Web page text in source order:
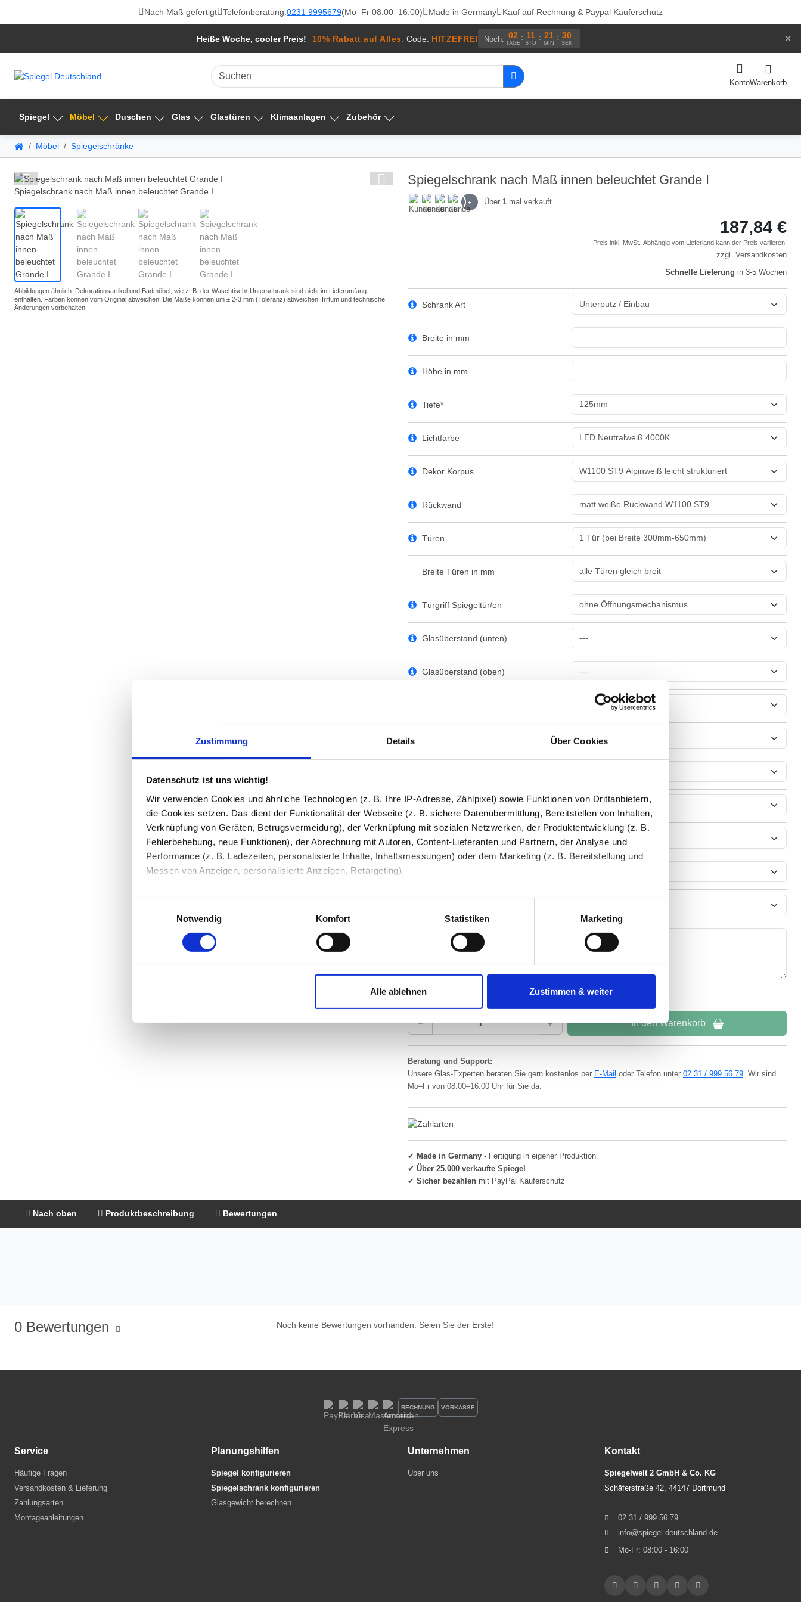
Zustimmung Details Über Cookies
Datenschutz ist uns wichtig!
Wir verwenden Cookies und ähnliche Technologien (z. B. Ihre IP-Adresse, Zählpixel) sowie Funktionen von Drittanbietern,
die Cookies setzen. Das dient der Funktionalität der Webseite (z. B. sichere Datenübermittlung, Bereitstellen von Inhalten,
Verknüpfung von Geräten, Betrugsvermeidung), der Verknüpfung mit sozialen Netzwerken, der Produktentwicklung (z. B.
Fehlerbehebung, neue Funktionen), der Abrechnung mit Autoren, Content-Lieferanten und Partnern, der Analyse und
Performance (z. B. Ladezeiten, personalisierte Inhalte, Inhaltsmessungen) oder dem Marketing (z. B. Bereitstellung und
Messen von Anzeigen, personalisierte Anzeigen, Retargeting).
Die Einzelheiten können Sie unter Datenschutz nachlesen. Über den Link "Cookies" am Seitenende können Sie mehr über
die eingesetzten Technologien und Partner erfahren und die von Ihnen gewünschten Einstellungen vornehmen.
Indem Sie auf den Button "Zustimmen" klicken, willigen Sie in die Verarbeitung Ihrer personenbezogenen Daten zu den
Notwendig
Komfort Statistiken Marketing
Alle ablehnen Zustimmen & weiter
Nach Maß gefertigt Telefonberatung:0231 9995679(Mo–Fr 08:00–16:00) Made in Germany Kauf auf Rechnung & Paypal Käuferschutz
Heiße Woche, cooler Preis! 10% Rabatt auf Alles. Code: HITZEFREI Noch: 02
TAGE
: 11
STD
: 21
MIN
: 29
SEK ×
KontoWarenkorb
Spiegel Möbel Duschen Glas Glastüren Klimaanlagen Zubehör
Möbel Spiegelschränke
Spiegelschrank nach Maß innen beleuchtet Grande I
Spiegelschrank nach Maß innen beleuchtet Grande I
+ Über 1 mal verkauft
187,84 €
Preis inkl. MwSt. Abhängig vom Lieferland kann der Preis variieren.
zzgl. Versandkosten
Schnelle Lieferung in 3-5 Wochen
Schrank Art
Breite in mm
Höhe in mm
Tiefe*
Lichtfarbe
Dekor Korpus
Rückwand
Türen
Breite Türen in mm
Türgriff Spiegeltür/en
Glasüberstand (unten)
Glasüberstand (oben)
Steckdose/USB innen
Waschtisch-/ Decken-Beleuchtung
Ihre Bemerkung
In den Warenkorb
Beratung und Support:
Unsere Glas-Experten beraten Sie gern kostenlos per E-Mail oder Telefon unter 02 31 / 999 56 79. Wir sind
Mo–Fr von 08:00–16:00 Uhr für Sie da.
✔ Made in Germany - Fertigung in eigener Produktion
✔ Über 25.000 verkaufte Spiegel
✔ Sicher bezahlen mit PayPal Käuferschutz
Nach oben Produktbeschreibung Bewertungen
0 Bewertungen Noch keine Bewertungen vorhanden. Seien Sie der Erste!
RECHNUNG VORKASSE
Service
Häufige Fragen
Versandkosten & Lieferung
Zahlungsarten
Montageanleitungen
Planungshilfen
Spiegel konfigurieren
Spiegelschrank konfigurieren
Glasgewicht berechnen
Unternehmen
Über uns
Kontakt
Spiegelwelt 2 GmbH & Co. KG
Schäferstraße 42, 44147 Dortmund
02 31 / 999 56 79
info@spiegel-deutschland.de
Mo-Fr: 08:00 - 16:00